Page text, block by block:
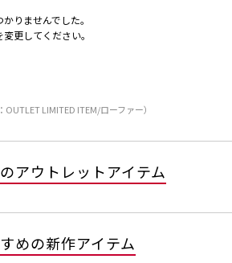
りませんでした。
更してください。
OUTLET LIMITED ITEM/ローファー）
アウトレットアイテム
めの新作アイテム